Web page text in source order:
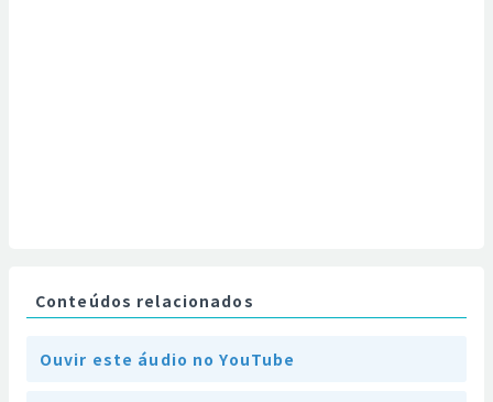
Conteúdos relacionados
Ouvir este áudio no YouTube